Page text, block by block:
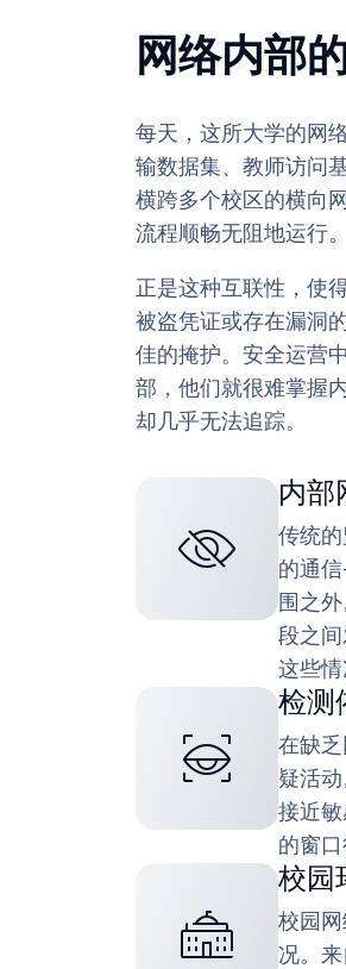
网络内部
每天，这所大学的网
输数据集、教师访问
横跨多个校区的横向
流程顺畅无阻地运行。
正是这种互联性，使
被盗凭证或存在漏洞
佳的掩护。安全运营
部，他们就很难掌握
却几乎无法追踪。
内部
传统
的通
围之
段之
这些情
检测
在缺
疑活
接近
的窗口
校园
校园
况。